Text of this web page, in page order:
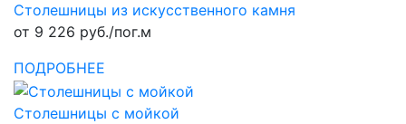
Столешницы из искусственного камня
от 9 226 руб./пог.м
ПОДРОБНЕЕ
Столешницы с мойкой